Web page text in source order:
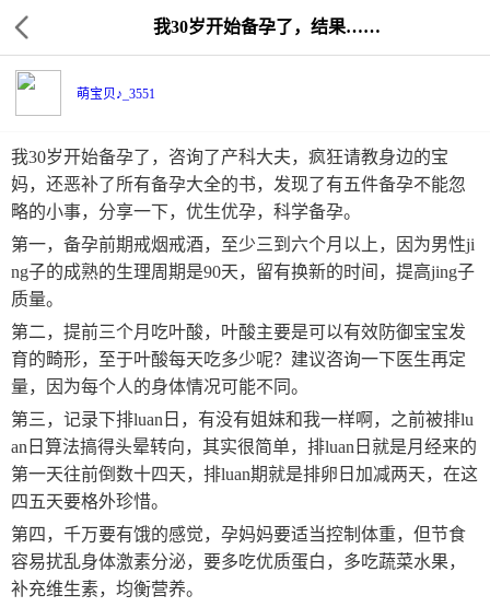
我30岁开始备孕了，结果……
萌宝贝♪_3551
我30岁开始备孕了，咨询了产科大夫，疯狂请教身边的宝
妈，还恶补了所有备孕大全的书，发现了有五件备孕不能忽
略的小事，分享一下，优生优孕，科学备孕。
第一，备孕前期戒烟戒酒，至少三到六个月以上，因为男性ji
ng子的成熟的生理周期是90天，留有换新的时间，提高jing子
质量。
第二，提前三个月吃叶酸，叶酸主要是可以有效防御宝宝发
育的畸形，至于叶酸每天吃多少呢？建议咨询一下医生再定
量，因为每个人的身体情况可能不同。
第三，记录下排luan日，有没有姐妹和我一样啊，之前被排lu
an日算法搞得头晕转向，其实很简单，排luan日就是月经来的
第一天往前倒数十四天，排luan期就是排卵日加减两天，在这
四五天要格外珍惜。
第四，千万要有饿的感觉，孕妈妈要适当控制体重，但节食
容易扰乱身体激素分泌，要多吃优质蛋白，多吃蔬菜水果，
补充维生素，均衡营养。